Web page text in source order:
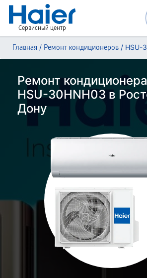
Сервисный центр
Главная / Ремонт кондиционеров / HSU-
Ремонт
HSU-30HNH03 в
Дону